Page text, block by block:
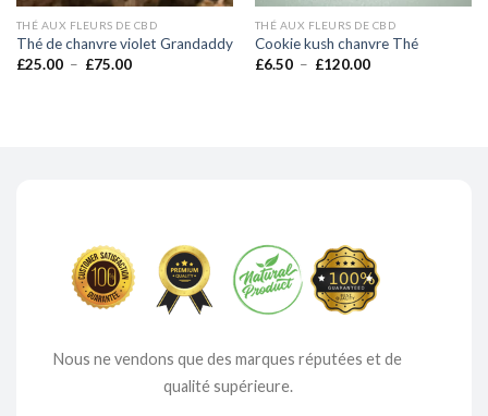
THÉ AUX FLEURS DE CBD
Thé de chanvre violet Grandaddy
£25.00 – £75.00Plage
THÉ AUX FLEURS DE CBD
Cookie kush chanvre Thé
£6.50 – £120.00Plage
Nous ne vendons que des marques réputées et de
qualité supérieure.